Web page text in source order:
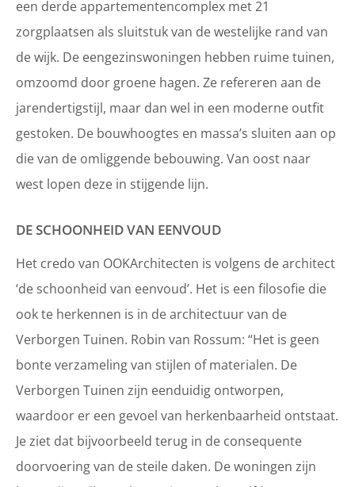
een derde appartementencomplex met 21
zorgplaatsen als sluitstuk van de westelijke rand van
de wijk. De eengezinswoningen hebben ruime tuinen,
omzoomd door groene hagen. Ze refereren aan de
jarendertigstijl, maar dan wel in een moderne outfit
gestoken. De bouwhoogtes en massa’s sluiten aan op
die van de omliggende bebouwing. Van oost naar
west lopen deze in stijgende lijn.
DE SCHOONHEID VAN EENVOUD
Het credo van OOKArchitecten is volgens de architect
‘de schoonheid van eenvoud’. Het is een filosofie die
ook te herkennen is in de architectuur van de
Verborgen Tuinen. Robin van Rossum: “Het is geen
bonte verzameling van stijlen of materialen. De
Verborgen Tuinen zijn eenduidig ontworpen,
waardoor er een gevoel van herkenbaarheid ontstaat.
Je ziet dat bijvoorbeeld terug in de consequente
doorvoering van de steile daken. De woningen zijn